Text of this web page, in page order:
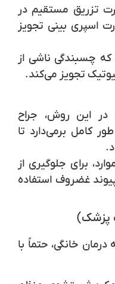
تزریق مستقیم در
اسپری بینی تجویز
چسبندگی ناشی از
تجویز می‌کند.
این روش، جراح
کامل برمی‌دارد تا
برای جلوگیری از
غضروف استفاده
پزشک)
خانگی، حتماً با